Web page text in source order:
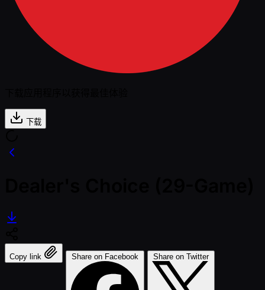
下载
Copy link Share on Facebook Share on Twitter